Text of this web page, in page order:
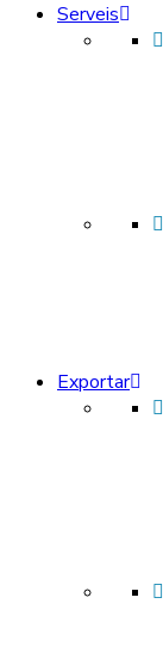
Serveis
Exportar